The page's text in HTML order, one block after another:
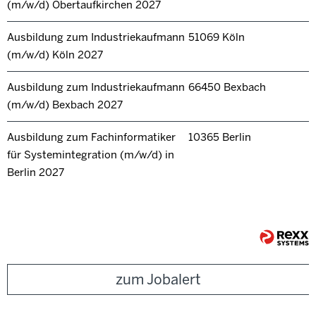
(m/w/d) Obertaufkirchen 2027
Ausbildung zum Industriekaufmann
(m/w/d) Köln 2027
51069 Köln
Ausbildung zum Industriekaufmann
(m/w/d) Bexbach 2027
66450 Bexbach
Ausbildung zum Fachinformatiker
für Systemintegration (m/w/d) in
Berlin 2027
10365 Berlin
zum Jobalert